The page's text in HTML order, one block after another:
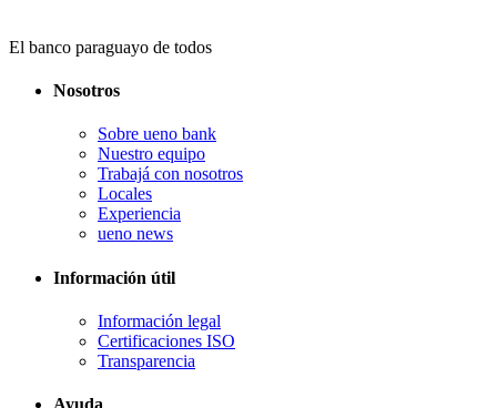
El banco paraguayo de todos
Nosotros
Sobre ueno bank
Nuestro equipo
Trabajá con nosotros
Locales
Experiencia
ueno news
Información útil
Información legal
Certificaciones ISO
Transparencia